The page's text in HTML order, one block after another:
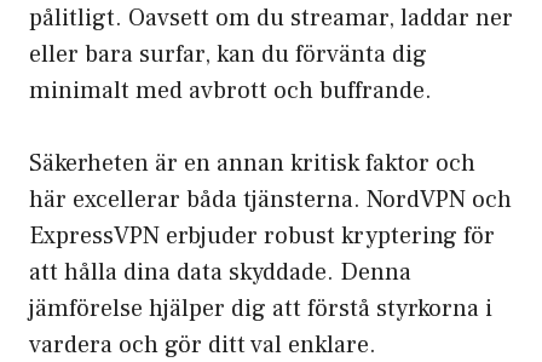
pålitligt. Oavsett om du streamar, laddar ner
eller bara surfar, kan du förvänta dig
minimalt med avbrott och buffrande.
Säkerheten är en annan kritisk faktor och
här excellerar båda tjänsterna. NordVPN och
ExpressVPN erbjuder robust kryptering för
att hålla dina data skyddade. Denna
jämförelse hjälper dig att förstå styrkorna i
vardera och gör ditt val enklare.